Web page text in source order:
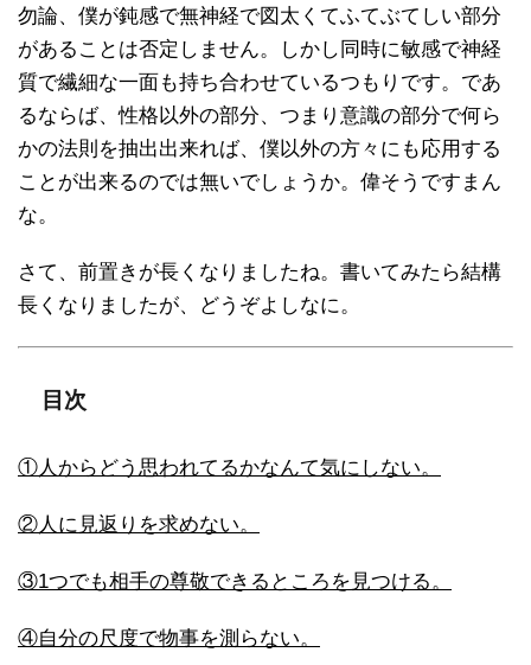
勿論、僕が鈍感で無神経で図太くてふてぶてしい部分
があることは否定しません。しかし同時に敏感で神経
質で繊細な一面も持ち合わせているつもりです。であ
るならば、性格以外の部分、つまり意識の部分で何ら
かの法則を抽出出来れば、僕以外の方々にも応用する
ことが出来るのでは無いでしょうか。偉そうですまん
な。
さて、前置きが長くなりましたね。書いてみたら結構
長くなりましたが、どうぞよしなに。
目次
①人からどう思われてるかなんて気にしない。
②人に見返りを求めない。
③1つでも相手の尊敬できるところを見つける。
④自分の尺度で物事を測らない。